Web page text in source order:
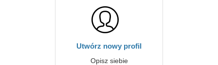
Utwórz nowy profil
Opisz siebie